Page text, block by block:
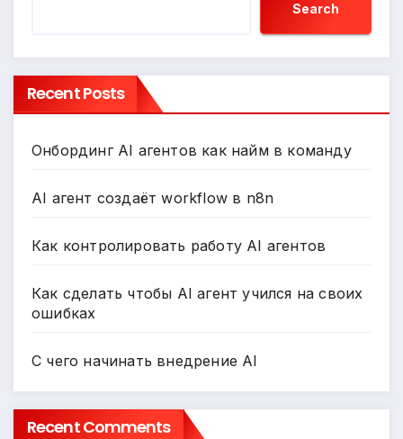
Search
Recent Posts
Онбординг AI агентов как найм в команду
AI агент создаёт workflow в n8n
Как контролировать работу AI агентов
Как сделать чтобы AI агент учился на своих
ошибках
С чего начинать внедрение AI
Recent Comments